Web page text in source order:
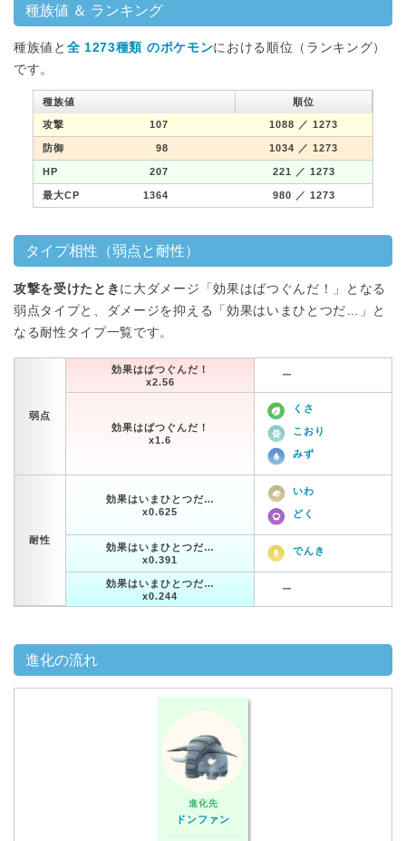
種族値 ＆ ランキング
種族値と 全 1273種類 のポケモンにおける順位（ランキング）
です。
種族値 順位
攻撃 107 1088 ／ 1273
防御 98 1034 ／ 1273
HP 207 221 ／ 1273
最大CP 1364 980 ／ 1273
タイプ相性（弱点と耐性）
攻撃を受けたとき に大ダメージ「効果はばつぐんだ！」となる
弱点タイプと、ダメージを抑える「効果はいまひとつだ…」と
なる耐性タイプ一覧です。
弱点
効果はばつぐんだ！
x2.56
ー
効果はばつぐんだ！
x1.6
くさ
こおり
みず
耐性
効果はいまひとつだ…
x0.625
いわ
どく
効果はいまひとつだ…
x0.391
でんき
効果はいまひとつだ…
x0.244
ー
進化の流れ
進化先
ドンファン